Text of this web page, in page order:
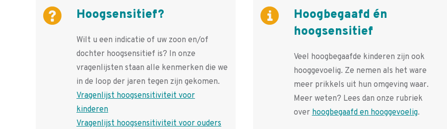
Hoogsensitief?
Wilt u een indicatie of uw zoon en/of
dochter hoogsensitief is? In onze
vragenlijsten staan alle kenmerken die we
in de loop der jaren tegen zijn gekomen.
Vragenlijst hoogsensitiviteit voor
kinderen
Vragenlijst hoogsensitiviteit voor ouders
Hoogbegaafd én
hoogsensitief
Veel hoogbegaafde kinderen zijn ook
hooggevoelig. Ze nemen als het ware
meer prikkels uit hun omgeving waar.
Meer weten? Lees dan onze rubriek
over hoogbegaafd en hooggevoelig.